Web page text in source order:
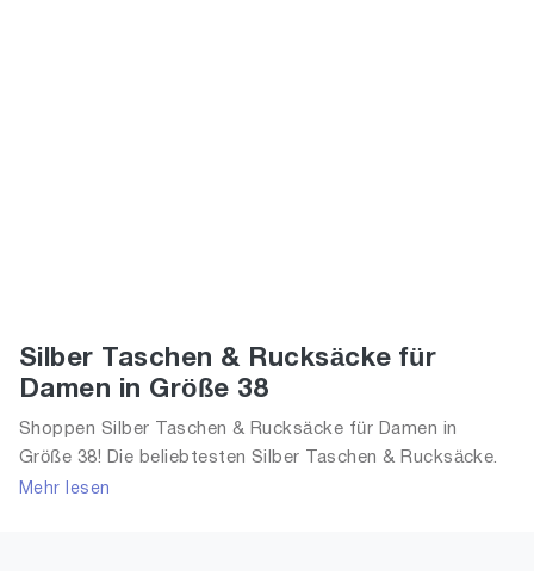
Silber Taschen & Rucksäcke für
Damen in Größe 38
Shoppen Silber Taschen & Rucksäcke für Damen in
Größe 38! Die beliebtesten Silber Taschen & Rucksäcke.
Größe Auswahl an Silber Taschen & Rucksäcke in Größe
Mehr lesen